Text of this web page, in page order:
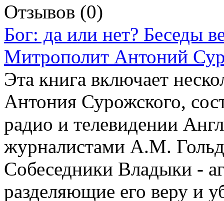
Отзывов (0)
Бог: да или нет? Беседы
Митрополит Антоний
Эта книга включает
Антония Сурожского,
радио и телевидении
журналистами А.М.
Собеседники Владыки -
разделяющие его веру и